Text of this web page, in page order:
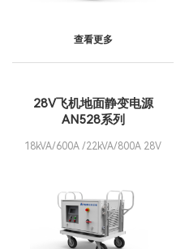
查看更多
28V飞机地面静变电源
AN528系列
18kVA/600A /22kVA/800A 28V